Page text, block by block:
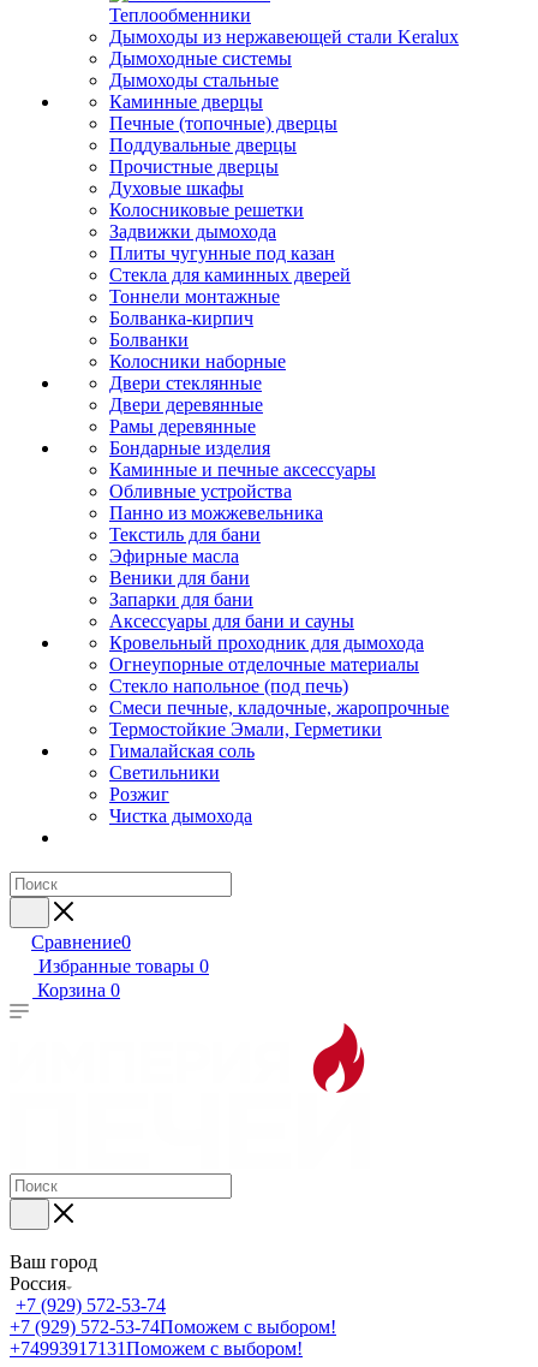
Теплообменники
Дымоходы из нержавеющей стали Keralux
Дымоходные системы
Дымоходы стальные
Каминные дверцы
Печные (топочные) дверцы
Поддувальные дверцы
Прочистные дверцы
Духовые шкафы
Колосниковые решетки
Задвижки дымохода
Плиты чугунные под казан
Стекла для каминных дверей
Тоннели монтажные
Болванка-кирпич
Болванки
Колосники наборные
Двери стеклянные
Двери деревянные
Рамы деревянные
Бондарные изделия
Каминные и печные аксессуары
Обливные устройства
Панно из можжевельника
Текстиль для бани
Эфирные масла
Веники для бани
Запарки для бани
Аксессуары для бани и сауны
Кровельный проходник для дымохода
Огнеупорные отделочные материалы
Стекло напольное (под печь)
Смеси печные, кладочные, жаропрочные
Термостойкие Эмали, Герметики
Гималайская соль
Светильники
Розжиг
Чистка дымохода
Сравнение0
Избранные товары 0
Корзина 0
Ваш город
Россия
+7 (929) 572-53-74
+7 (929) 572-53-74Поможем с выбором!
+74993917131Поможем с выбором!